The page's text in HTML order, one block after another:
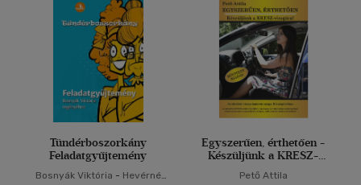
Tündérboszorkány
Feladatgyűjtemény
Bosnyák Viktória - Hevérné
Egyszerűen, érthetően -
Készüljünk a KRESZ-
vizsgára!
Pető Attila